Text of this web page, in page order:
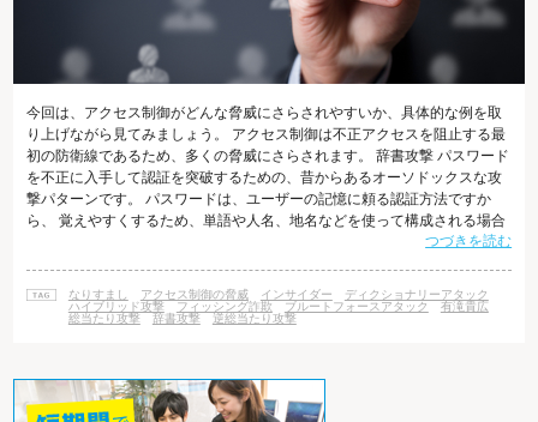
今回は、アクセス制御がどんな脅威にさらされやすいか、具体的な例を取
り上げながら見てみましょう。 アクセス制御は不正アクセスを阻止する最
初の防衛線であるため、多くの脅威にさらされます。 辞書攻撃 パスワード
を不正に入手して認証を突破するための、昔からあるオーソドックスな攻
撃パターンです。 パスワードは、ユーザーの記憶に頼る認証方法ですか
ら、 覚えやすくするため、単語や人名、地名などを使って構成される場合
が多くあります。 たとえば、「四季」「動物の名称」「食べ物の名前」
いのではないでしょうか。 辞書攻撃では、このような辞書に載っている単
語や、人名などパスワードに使われそうな単語を辞書化したものを用いま
す。 何万語という言葉を収
つづきを読む
なりすまし アクセス制御の脅威 インサイダー
ディクショナリーアタック
ハイブリッド攻撃
フィッシング詐欺 ブルートフォースアタック
有滝貴広
総当たり攻撃
辞書攻撃 逆総当たり攻撃